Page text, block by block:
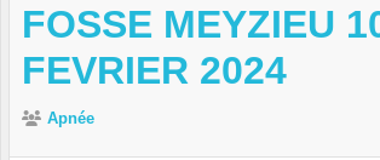
FOSSE MEYZIEU
FEVRIER 2024
Apnée